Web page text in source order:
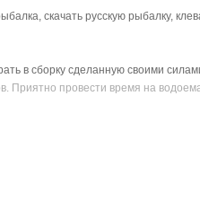
скачать русскую рыбалку,
в сборку сделанную своими
Приятно провести время на